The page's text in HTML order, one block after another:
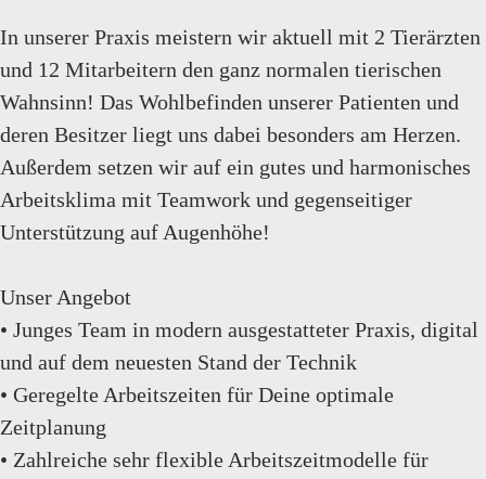
In unserer Praxis meistern wir aktuell mit 2 Tierärzten
und 12 Mitarbeitern den ganz normalen tierischen
Wahnsinn! Das Wohlbefinden unserer Patienten und
deren Besitzer liegt uns dabei besonders am Herzen.
Außerdem setzen wir auf ein gutes und harmonisches
Arbeitsklima mit Teamwork und gegenseitiger
Unterstützung auf Augenhöhe!
Unser Angebot
• Junges Team in modern ausgestatteter Praxis, digital
und auf dem neuesten Stand der Technik
• Geregelte Arbeitszeiten für Deine optimale
Zeitplanung
• Zahlreiche sehr flexible Arbeitszeitmodelle für